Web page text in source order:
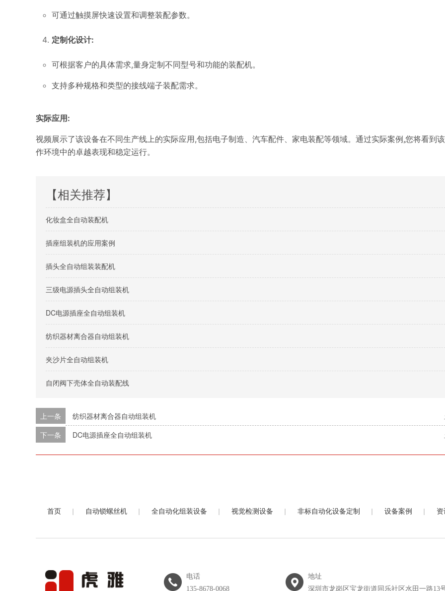
可通过触摸屏快速设置和调整装配参数。
定制化设计:
可根据客户的具体需求,量身定制不同型号和功能的装配机。
支持多种规格和类型的接线端子装配需求。
实际应用:
视频展示了该设备在不同生产线上的实际应用,包括电子制造、汽车配件、家电装配等领域。通过实际案例,您将看到
作环境中的卓越表现和稳定运行。
【相关推荐】
化妆盒全自动装配机
插座组装机的应用案例
插头全自动组装装配机
三级电源插头全自动组装机
DC电源插座全自动组装机
纺织器材离合器自动组装机
夹沙片全自动组装机
自闭阀下壳体全自动装配线
上一条
纺织器材离合器自动组装机
下一条 DC电源插座全自动组装机
首页 | 自动锁螺丝机 | 全自动化组装设备 | 视觉检测设备 | 非标自动化设备定制 | 设备案例 | 资
电话
135-8678-0068
地址
深圳市龙岗区宝龙街道同乐社区水田一路13